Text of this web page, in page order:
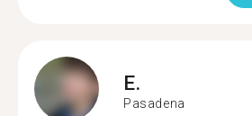
E.
Pasadena